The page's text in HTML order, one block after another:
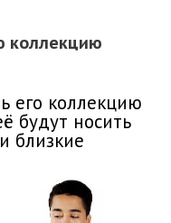
коллекцию
его коллекцию
будут носить
близкие